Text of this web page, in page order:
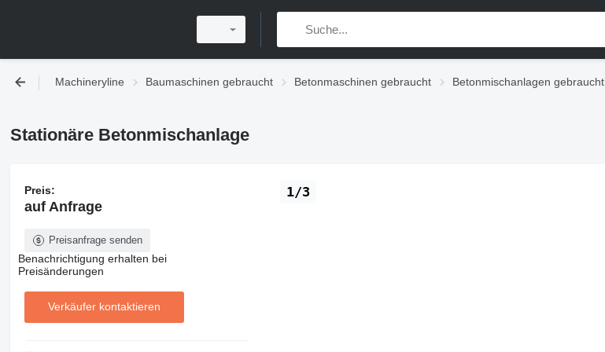
Machineryline Baumaschinen gebraucht Betonmaschinen gebraucht Betonmischanlagen gebraucht
Stationäre Betonmischanlage
1/3
Preis:
auf Anfrage
Preisanfrage senden
Benachrichtigung erhalten bei
Preisänderungen
Verkäufer kontaktieren